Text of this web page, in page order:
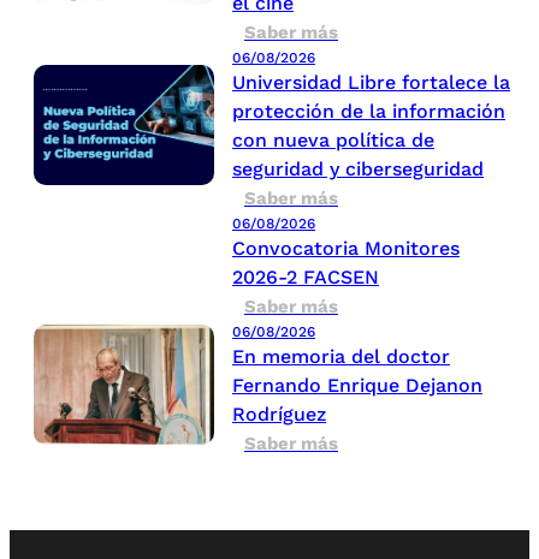
Saber más
06/08/2026
Universidad Libre fortalece la
protección de la información
con nueva política de
seguridad y ciberseguridad
Saber más
06/08/2026
Convocatoria Monitores
2026-2 FACSEN
Saber más
06/08/2026
En memoria del doctor
Fernando Enrique Dejanon
Rodríguez
Saber más